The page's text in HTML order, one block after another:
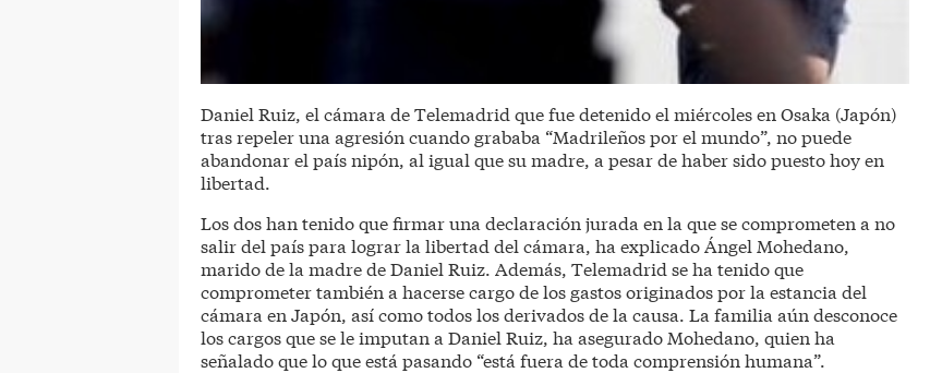
Daniel Ruiz, el cámara de Telemadrid que fue detenido el miércoles en Osaka (Japón)
tras repeler una agresión cuando grababa “Madrileños por el mundo”, no puede
abandonar el país nipón, al igual que su madre, a pesar de haber sido puesto hoy en
libertad.
Los dos han tenido que firmar una declaración jurada en la que se comprometen a no
salir del país para lograr la libertad del cámara, ha explicado Ángel Mohedano,
marido de la madre de Daniel Ruiz. Además, Telemadrid se ha tenido que
comprometer también a hacerse cargo de los gastos originados por la estancia del
cámara en Japón, así como todos los derivados de la causa. La familia aún desconoce
los cargos que se le imputan a Daniel Ruiz, ha asegurado Mohedano, quien ha
señalado que lo que está pasando “está fuera de toda comprensión humana”.